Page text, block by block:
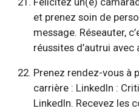
et prenez soin de
message. Réseauter,
réussites d’autrui avec
Prenez rendez-vous à
carrière : LinkedIn :
LinkedIn. Recevez les